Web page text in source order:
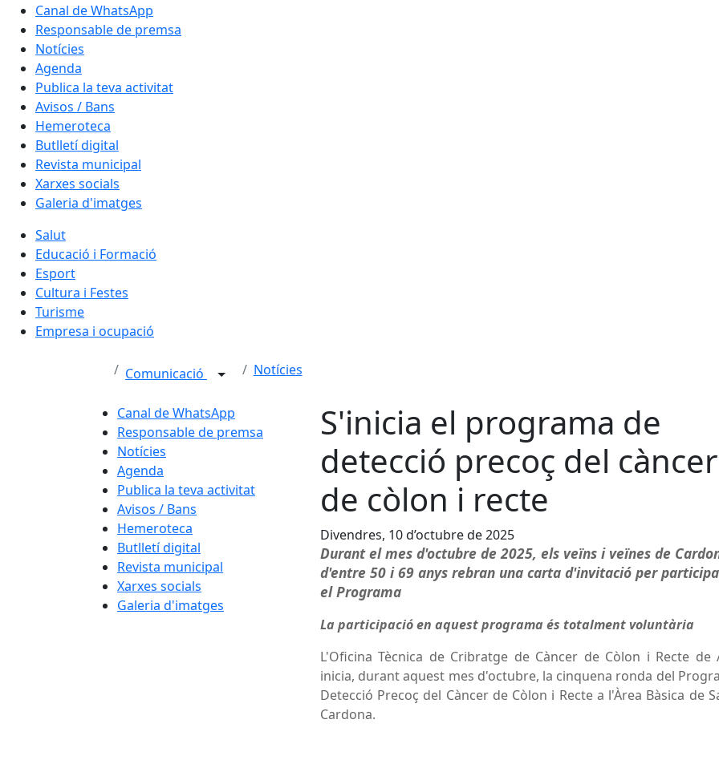
Canal de WhatsApp
Responsable de premsa
Notícies
Agenda
Publica la teva activitat
Avisos / Bans
Hemeroteca
Butlletí digital
Revista municipal
Xarxes socials
Galeria d'imatges
Salut
Educació i Formació
Esport
Cultura i Festes
Turisme
Empresa i ocupació
Comunicació Notícies
Canal de WhatsApp
Responsable de premsa
Notícies
Agenda
Publica la teva activitat
Avisos / Bans
Hemeroteca
Butlletí digital
Revista municipal
Xarxes socials
Galeria d'imatges
S'inicia el programa de
detecció precoç del càncer
de còlon i recte
Divendres, 10 d’octubre de 2025
Durant el mes d'octubre de 2025, els veïns i veïnes de
d'entre 50 i 69 anys rebran una carta d'invitació per
el Programa
La participació en aquest programa és totalment voluntària
L'Oficina Tècnica de Cribratge de Càncer de Còlon i Recte de
inicia, durant aquest mes d'octubre, la cinquena ronda del
Detecció Precoç del Càncer de Còlon i Recte a l'Àrea Bàsica de
Cardona.